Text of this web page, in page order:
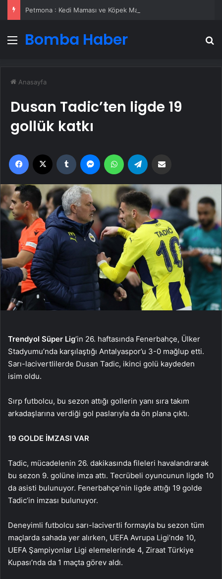
Menü
Bomba Haber
Anasayfa
Dusan Tadic’ten ligde 19
gollük katkı
Facebook Tumblr MessengerWhatsApp
Trendyol Süper Lig‘in 26. haftasında Fenerbahçe, Ülker
Stadyumu’nda karşılaştığı Antalyaspor’u 3-0 mağlup etti.
Sarı-lacivertlilerde Dusan Tadic, ikinci golü kaydeden
isim oldu.
Sırp futbolcu, bu sezon attığı gollerin yanı sıra takım
arkadaşlarına verdiği gol paslarıyla da ön plana çıktı.
19 GOLDE İMZASI VAR
Tadic, mücadelenin 26. dakikasında fileleri havalandırarak
bu sezon 9. golüne imza attı. Tecrübeli oyuncunun ligde 10
da asisti bulunuyor. Fenerbahçe’nin ligde attığı 19 golde
Tadic’in imzası bulunuyor.
Deneyimli futbolcu sarı-lacivertli formayla bu sezon tüm
maçlarda sahada yer alırken, UEFA Avrupa Ligi’nde 10,
UEFA Şampiyonlar Ligi elemelerinde 4, Ziraat Türkiye
Kupası’nda da 1 maçta görev aldı.